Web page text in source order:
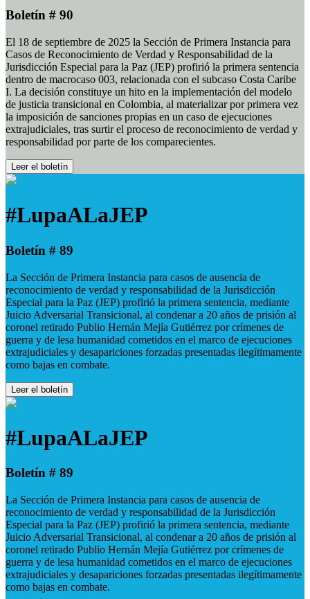
Boletín # 90
El 18 de septiembre de 2025 la Sección de Primera Instancia para
Casos de Reconocimiento de Verdad y Responsabilidad de la
Jurisdicción Especial para la Paz (JEP) profirió la primera sentencia
dentro de macrocaso 003, relacionada con el subcaso Costa Caribe
I. La decisión constituye un hito en la implementación del modelo
de justicia transicional en Colombia, al materializar por primera vez
la imposición de sanciones propias en un caso de ejecuciones
extrajudiciales, tras surtir el proceso de reconocimiento de verdad y
responsabilidad por parte de los comparecientes.
Leer el boletín
#LupaALaJEP
Boletín # 89
La Sección de Primera Instancia para casos de ausencia de
reconocimiento de verdad y responsabilidad de la Jurisdicción
Especial para la Paz (JEP) profirió la primera sentencia, mediante
Juicio Adversarial Transicional, al condenar a 20 años de prisión al
coronel retirado Publio Hernán Mejía Gutiérrez por crímenes de
guerra y de lesa humanidad cometidos en el marco de ejecuciones
extrajudiciales y desapariciones forzadas presentadas ilegítimamente
como bajas en combate.
Leer el boletín
#LupaALaJEP
Boletín # 89
La Sección de Primera Instancia para casos de ausencia de
reconocimiento de verdad y responsabilidad de la Jurisdicción
Especial para la Paz (JEP) profirió la primera sentencia, mediante
Juicio Adversarial Transicional, al condenar a 20 años de prisión al
coronel retirado Publio Hernán Mejía Gutiérrez por crímenes de
guerra y de lesa humanidad cometidos en el marco de ejecuciones
extrajudiciales y desapariciones forzadas presentadas ilegítimamente
como bajas en combate.